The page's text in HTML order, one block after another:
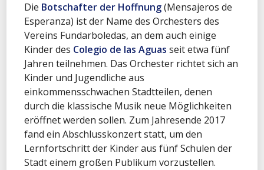
Die Botschafter der Hoffnung(Mensajeros de
Esperanza) ist der Name des Orchesters des
Vereins Fundarboledas, an dem auch einige
Kinder des Colegio de las Aguas seit etwa fünf
Jahren teilnehmen. Das Orchester richtet sich an
Kinder und Jugendliche aus
einkommensschwachen Stadtteilen, denen
durch die klassische Musik neue Möglichkeiten
eröffnet werden sollen. Zum Jahresende 2017
fand ein Abschlusskonzert statt, um den
Lernfortschritt der Kinder aus fünf Schulen der
Stadt einem großen Publikum vorzustellen.